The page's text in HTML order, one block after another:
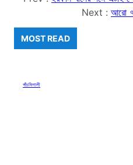
Next : আরো
MOST READ
পাঁচমিশালী